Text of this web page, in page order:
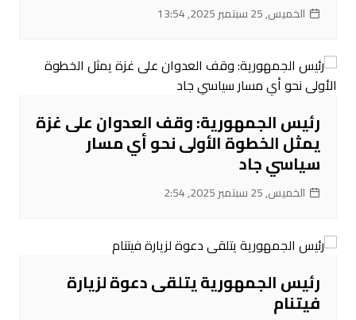
الخميس, 25 سبتمبر 2025, 13:54
رئيس الجمهورية: وقف العدوان على غزة
يمثل الخطوة الأولى نحو أي مسار
سياسي جاد
الخميس, 25 سبتمبر 2025, 2:54
رئيس الجمهورية يتلقى دعوة لزيارة
فيتنام